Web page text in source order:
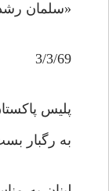
«سلمان
3/3/69
پليس
به رگبار